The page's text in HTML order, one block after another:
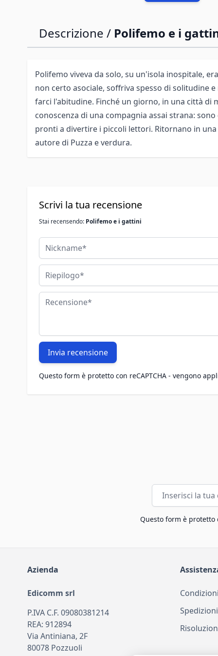
Descrizione / Polifemo e i
Polifemo viveva da solo, su un'isola inospitale,
non certo asociale, soffriva spesso di solitudine
farci l'abitudine. Finché un giorno, in una città di
conoscenza di una compagnia assai strana:
pronti a divertire i piccoli lettori. Ritornano in
autore di Puzza e verdura.
Scrivi la tua recensione
Stai recensendo: Polifemo e i gattini
Nickname
Riepilogo
Recensione
Invia recensione
Questo form è protetto con reCAPTCHA - vengono
Indirizzo email
Questo form è protetto
Azienda
Edicomm srl
P.IVA C.F. 09080381214
REA: 912894
Via Antiniana, 2F
80078 Pozzuoli